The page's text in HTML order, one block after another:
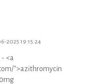
2025 19:15:24
<a
">azithromycin